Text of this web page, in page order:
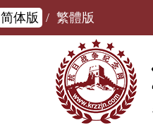
简体版 / 繁體版